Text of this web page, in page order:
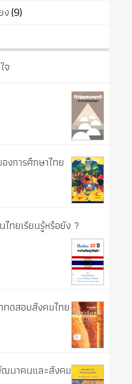
ง(9)
จ
งการศึกษาไทย
ทยเรียนรู้หรือยัง ?
ดสอบสังคมไทย
นาคนและสังคม